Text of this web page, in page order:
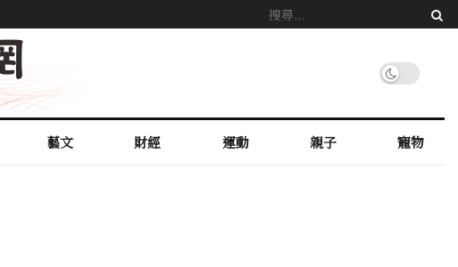
藝文 財經 運動 親子 寵物